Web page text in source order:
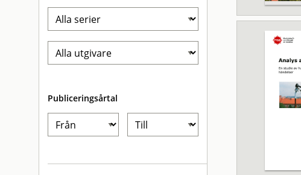
Publiceringsårtal